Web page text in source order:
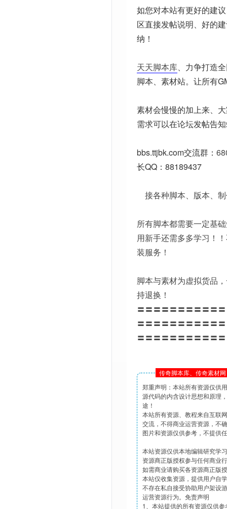
如您对本站有更好的建
区直接发帖说明、好的
纳！
天天脚本库、力争打造
脚本、素材站。让所有
素材会慢慢的加上来、
需求可以在论坛发帖告
bbs.ttjbk.com交流群：
长QQ：88189437
接各种脚本、版本、
所有脚本都需要一定基
用新手还需多多学习！
装服务！
脚本与素材为虚拟货品
持退换！
〓〓〓〓〓〓〓〓〓〓
〓〓〓〓〓〓〓〓〓〓
〓〓〓〓〓〓〓〓〓〓
传奇脚本库、传奇素材
郑重声明：本站所有资源仅供
源代码的内含设计思想和原理
途！
本站所有资源、教程来自互联
交流，不得商业运营资源，不
图片和资源仅供参考，不提供
本站资源仅供本地编辑研究学
资源商正版授权参与任何商业
如需商业请购买各资源商正版
本站仅收集资源，提供用户自
不存在私自接受协助用户架设
运营资源行为。免责声明
1、本站提供的所有资源仅供